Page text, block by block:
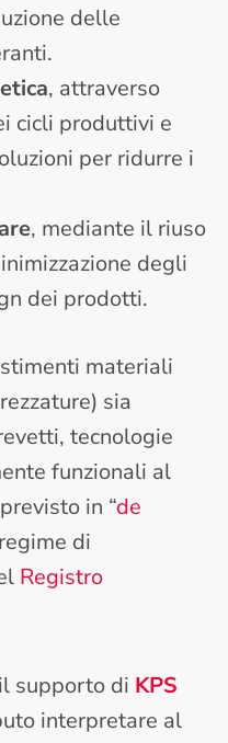
delle
, attraverso
cicli produttivi e
per ridurre i
, mediante il riuso
degli
dei prodotti.
materiali
sia
tecnologie
funzionali al
in “de
di
Registro
supporto di KPS
interpretare al